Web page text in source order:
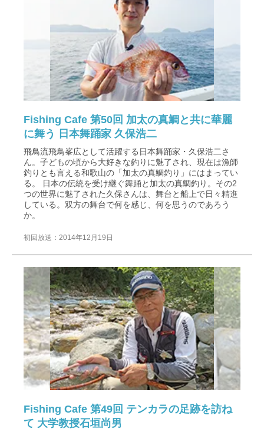
Fishing Cafe 第50回 加太の真鯛と共に華麗
に舞う 日本舞踊家 久保浩二
飛鳥流飛鳥峯広として活躍する日本舞踊家・久保浩二さ
ん。子どもの頃から大好きな釣りに魅了され、現在は漁師
釣りとも言える和歌山の「加太の真鯛釣り」にはまってい
る。 日本の伝統を受け継ぐ舞踊と加太の真鯛釣り。その2
つの世界に魅了された久保さんは、舞台と船上で日々精進
している。双方の舞台で何を感じ、何を思うのであろう
か。
初回放送：2014年12月19日
Fishing Cafe 第49回 テンカラの足跡を訪ね
て 大学教授石垣尚男